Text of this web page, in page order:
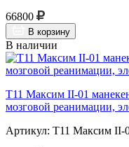
66800
В корзину
В наличии
Т11 Максим II-01
мозговой реанимации,
Артикул: Т11 Максим II-